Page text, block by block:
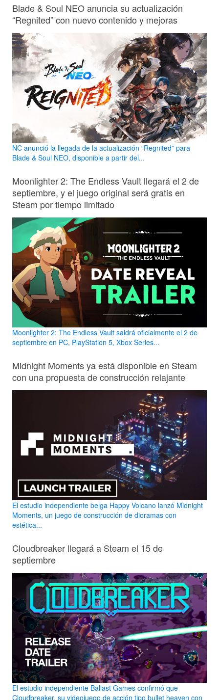
Blade & Soul NEO anuncia su actualización
“Regnited” con nuevo contenido y mejoras
NC anunció la llegada de la actualización “Regnited” para
Blade & Soul NEO, disponible a partir del...
Moonlighter 2: The Endless Vault llegará el 2 de
septiembre, y el juego original será gratis en
Steam por tiempo limitado
Moonlighter 2: The Endless Vault saldrá oficialmente el 2 de
septiembre en PC, PlayStation 5, Xbox Series...
Midnight Moments ya está disponible en Steam
con una propuesta de construcción relajante
El estudio independiente belga Happy Volcano lanzó Midnight
Moments, un juego de construcción de dioramas con
estética...
Cloudbreaker llegará a Steam el 15 de
septiembre
El estudio independiente Ballast Games confirmó que
Cloudbreaker, su videojuego de acción tipo bullet heaven con